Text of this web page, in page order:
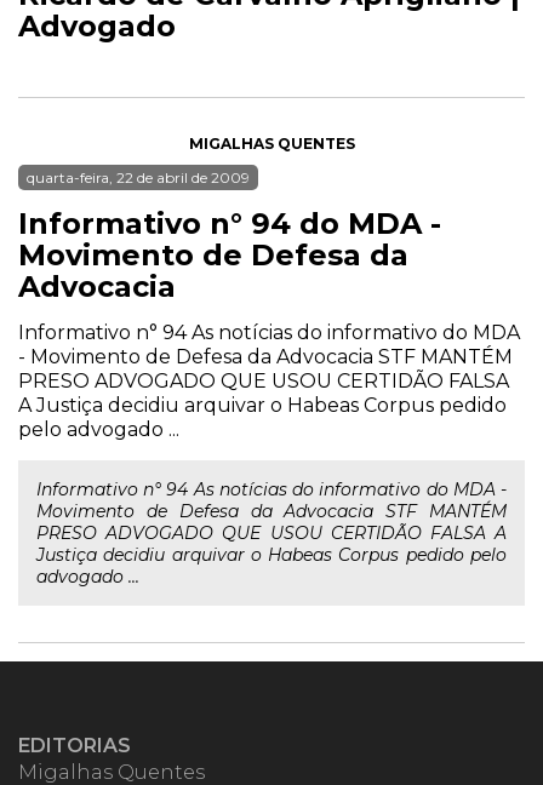
Advogado
MIGALHAS QUENTES
quarta-feira, 22 de abril de 2009
Informativo n° 94 do MDA -
Movimento de Defesa da
Advocacia
Informativo n° 94 As notícias do informativo do MDA
- Movimento de Defesa da Advocacia STF MANTÉM
PRESO ADVOGADO QUE USOU CERTIDÃO FALSA
A Justiça decidiu arquivar o Habeas Corpus pedido
pelo advogado ...
Informativo n° 94 As notícias do informativo do MDA -
Movimento de Defesa da Advocacia STF MANTÉM
PRESO ADVOGADO QUE USOU CERTIDÃO FALSA A
Justiça decidiu arquivar o Habeas Corpus pedido pelo
advogado ...
EDITORIAS
Migalhas Quentes